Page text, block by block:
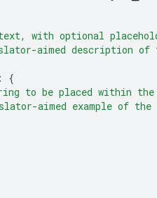
text, with optional
aimed description of
:
{
to be placed within the
aimed example of